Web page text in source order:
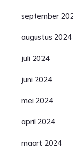
september
augustus 2024
juli 2024
juni 2024
mei 2024
april 2024
maart 2024